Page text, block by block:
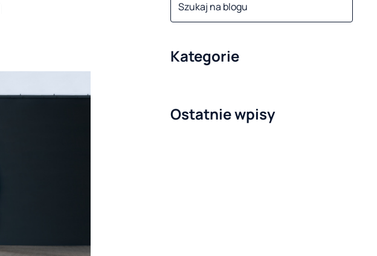
Kategorie
Ostatnie wpisy